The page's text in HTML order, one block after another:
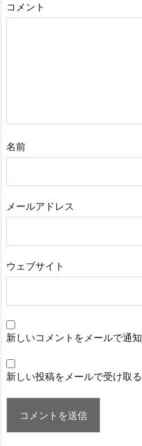
コメント
名前
メールアドレス
ウェブサイト
新しいコメントをメールで通知
新しい投稿をメールで受け取る